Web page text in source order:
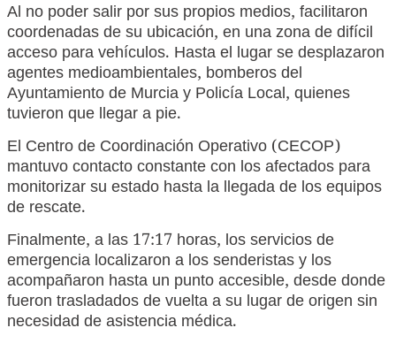
Al no poder salir por sus propios medios, facilitaron
coordenadas de su ubicación, en una zona de difícil
acceso para vehículos. Hasta el lugar se desplazaron
agentes medioambientales, bomberos del
Ayuntamiento de Murcia y Policía Local, quienes
tuvieron que llegar a pie.
El Centro de Coordinación Operativo (CECOP)
mantuvo contacto constante con los afectados para
monitorizar su estado hasta la llegada de los equipos
de rescate.
Finalmente, a las 17:17 horas, los servicios de
emergencia localizaron a los senderistas y los
acompañaron hasta un punto accesible, desde donde
fueron trasladados de vuelta a su lugar de origen sin
necesidad de asistencia médica.